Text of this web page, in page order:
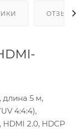
ОТЗЫВЫ
длина 5 м,
4:4:4),
HDMI 2.0, HDCP